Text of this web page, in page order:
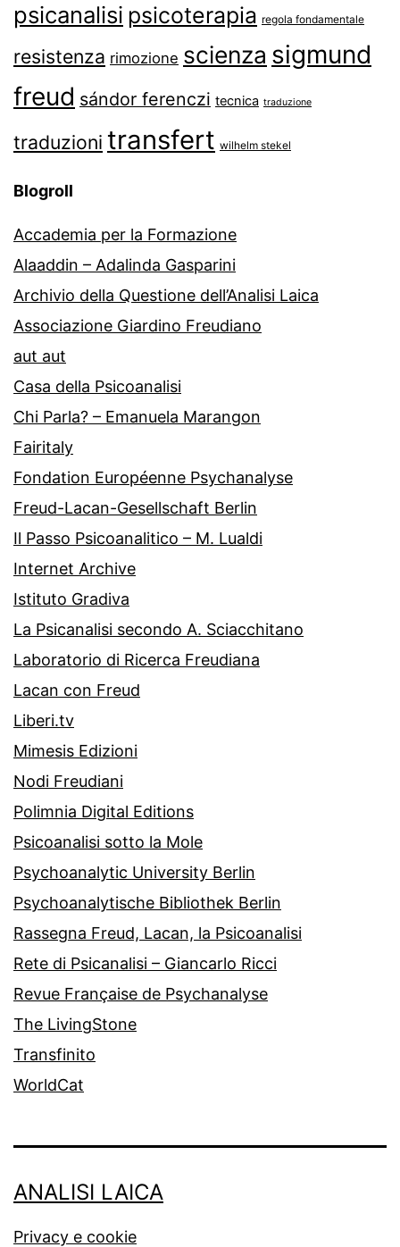
psicanalisi psicoterapia regola fondamentale
resistenza rimozione scienza sigmund
freud sándor ferenczi tecnica traduzione
traduzioni transfert wilhelm stekel
Blogroll
Accademia per la Formazione
Alaaddin – Adalinda Gasparini
Archivio della Questione dell’Analisi Laica
Associazione Giardino Freudiano
aut aut
Casa della Psicoanalisi
Chi Parla? – Emanuela Marangon
Fairitaly
Fondation Européenne Psychanalyse
Freud-Lacan-Gesellschaft Berlin
Il Passo Psicoanalitico – M. Lualdi
Internet Archive
Istituto Gradiva
La Psicanalisi secondo A. Sciacchitano
Laboratorio di Ricerca Freudiana
Lacan con Freud
Liberi.tv
Mimesis Edizioni
Nodi Freudiani
Polimnia Digital Editions
Psicoanalisi sotto la Mole
Psychoanalytic University Berlin
Psychoanalytische Bibliothek Berlin
Rassegna Freud, Lacan, la Psicoanalisi
Rete di Psicanalisi – Giancarlo Ricci
Revue Française de Psychanalyse
The LivingStone
Transfinito
WorldCat
ANALISI LAICA
Privacy e cookie